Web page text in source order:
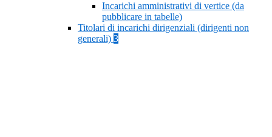
Incarichi amministrativi di vertice (da
pubblicare in tabelle)
Titolari di incarichi dirigenziali (dirigenti non
generali) 3